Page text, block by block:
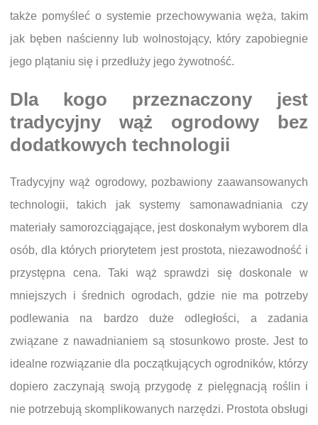
także pomyśleć o systemie przechowywania węża, takim
jak bęben naścienny lub wolnostojący, który zapobiegnie
jego plątaniu się i przedłuży jego żywotność.
Dla kogo przeznaczony jest
tradycyjny wąż ogrodowy bez
dodatkowych technologii
Tradycyjny wąż ogrodowy, pozbawiony zaawansowanych
technologii, takich jak systemy samonawadniania czy
materiały samorozciągające, jest doskonałym wyborem dla
osób, dla których priorytetem jest prostota, niezawodność i
przystępna cena. Taki wąż sprawdzi się doskonale w
mniejszych i średnich ogrodach, gdzie nie ma potrzeby
podlewania na bardzo duże odległości, a zadania
związane z nawadnianiem są stosunkowo proste. Jest to
idealne rozwiązanie dla początkujących ogrodników, którzy
dopiero zaczynają swoją przygodę z pielęgnacją roślin i
nie potrzebują skomplikowanych narzędzi. Prostota obsługi